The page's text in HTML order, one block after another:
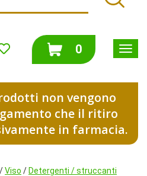
0prodotti
inseriti
non vengono
che il ritiro
in farmacia.
/Viso / Detergenti / struccanti